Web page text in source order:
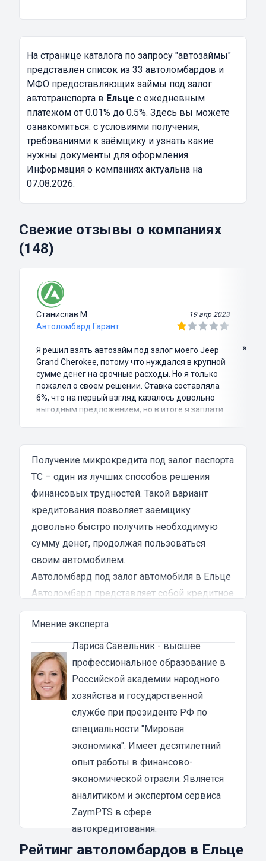
На странице каталога по запросу "автозаймы"
представлен список из 33 автоломбардов и
МФО предоставляющих займы под залог
автотранспорта в Ельце с ежедневным
платежом от 0.01% до 0.5%. Здесь вы можете
ознакомиться: с условиями получения,
требованиями к заёмщику и узнать какие
нужны документы для оформления.
Информация о компаниях актуальна на
07.08.2026.
Свежие отзывы о компаниях
(148)
Станислав М. 19 апр 2023
Автоломбард Гарант
Я решил взять автозайм под залог моего Jeep
Grand Cherokee, потому что нуждался в крупной
сумме денег на срочные расходы. Но я только
пожалел о своем решении. Ставка составляла
6%, что на первый взгляд казалось довольно
выгодным предложением, но в итоге я заплатил
затянутым и занял много времени и усилий.
Никакого профессионализма и
Разочарование и раздражение - это все, что я
испытал в результате этого кредита...
»
Получение микрокредита под залог паспорта
ТС – один из лучших способов решения
финансовых трудностей. Такой вариант
кредитования позволяет заемщику
довольно быстро получить необходимую
сумму денег, продолжая пользоваться
своим автомобилем.
Автоломбард под залог автомобиля в Ельце
Автоломбард представляет собой кредитное
учреждение, которое выдает денежные
ссуды под залог паспорта ТС или самого
автомобиля. В роли актива в таком
ломбарде выступает автотранспорт. Сумма
автозайма зависит от марки, модели и
возраста автотранспорта. В каждом случае
она устанавливается индивидуально после
осмотра машины оценщиком и зависит от
вида кредита:
под залог ПТС {{ toponym_name }}– от 70 до
80% от рыночной стоимости машины;
под залог автомобиля– до 90% от стоимости
транспортного средства.
Если вы решили воспользоваться услугой
займа в автоломбарде, то машиной вы
Мнение эксперта
Лариса Савельник- высшее
профессиональное образование в
Российской академии народного
хозяйства и государственной
службе при президенте РФ по
специальности "Мировая
экономика". Имеет десятилетний
опыт работы в финансово-
экономической отрасли. Является
аналитиком и экспертом сервиса
ZaymPTS в сфере
автокредитования.
Рейтинг автоломбардов в Ельце